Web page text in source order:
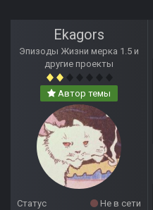
Ekagors
Эпизоды Жизни мерка 1.5 и
другие проекты
Автор темы
Статус
Не в сети